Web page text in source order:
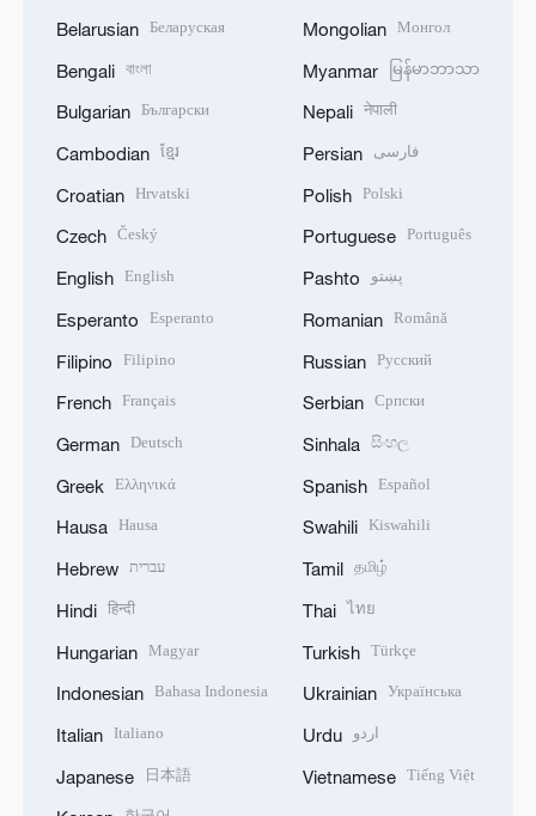
Belarusian Беларуская
Bengali বাংলা
Bulgarian Български
Cambodian ខ្មែរ
Croatian Hrvatski
Czech Český
English English
Esperanto Esperanto
Filipino Filipino
French Français
German Deutsch
Greek Ελληνικά
Hausa Hausa
Hebrew עברית
Hindi हिन्दी
Hungarian Magyar
Indonesian Bahasa Indonesia
Italian Italiano
Japanese 日本語
Mongolian Монгол
Myanmar မြန်မာဘာသာ
Nepali नेपाली
Persian فارسی
Polish Polski
Portuguese Português
Pashto پښتو
Romanian Română
Russian Русский
Serbian Српски
Sinhala සිංහල
Spanish Español
Swahili Kiswahili
Tamil தமிழ்
Thai ไทย
Turkish Türkçe
Ukrainian Українська
Urdu اردو
Vietnamese Tiếng Việt